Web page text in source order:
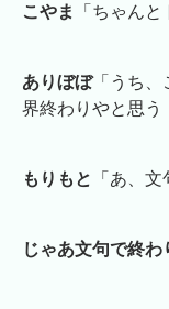
こやま 「ちゃん
ありぼぼ「うち、
界終わりやと思う
もりもと 「あ、
じゃあ文句で終わ